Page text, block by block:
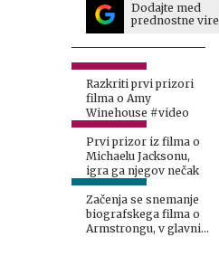
Dodajte med
prednostne vire
Razkriti prvi prizori
filma o Amy
Winehouse #video
Prvi prizor iz filma o
Michaelu Jacksonu,
igra ga njegov nečak
Začenja se snemanje
biografskega filma o
Armstrongu, v glavni